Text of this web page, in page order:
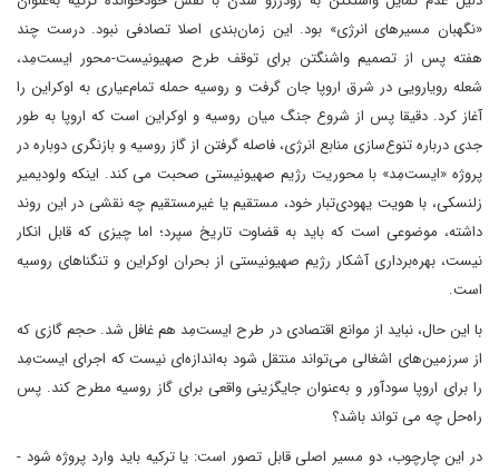
«نگهبان مسیرهای انرژی» بود. این زمان‌بندی اصلا تصادفی نبود. درست چند
هفته پس از تصمیم واشنگتن برای توقف طرح صهیونیست-محور ایست‌مِد،
شعله رویارویی در شرق اروپا جان گرفت و روسیه حمله تمام‌عیاری به اوکراین را
آغاز کرد. دقیقا پس از شروع جنگ میان روسیه و اوکراین است که اروپا به طور
جدی درباره تنوع‌سازی منابع انرژی، فاصله گرفتن از گاز روسیه و بازنگری دوباره در
پروژه «ایست‌مِد» با محوریت رژیم صهیونیستی صحبت می کند. اینکه ولودیمیر
زلنسکی، با هویت یهودی‌تبار خود، مستقیم یا غیرمستقیم چه نقشی در این روند
داشته، موضوعی است که باید به قضاوت تاریخ سپرد؛ اما چیزی که قابل انکار
نیست، بهره‌برداری آشکار رژیم صهیونیستی از بحران اوکراین و تنگناهای روسیه
است.
با این حال، نباید از موانع اقتصادی در طرح ایست‌مِد هم غافل شد. حجم گازی که
از سرزمین‌های اشغالی می‌تواند منتقل شود به‌اندازه‌ای نیست که اجرای ایست‌مِد
را برای اروپا سودآور و به‌عنوان جایگزینی واقعی برای گاز روسیه مطرح کند. پس
راه‌حل چه می تواند باشد؟
در این چارچوب، دو مسیر اصلی قابل تصور است: یا ترکیه باید وارد پروژه شود -